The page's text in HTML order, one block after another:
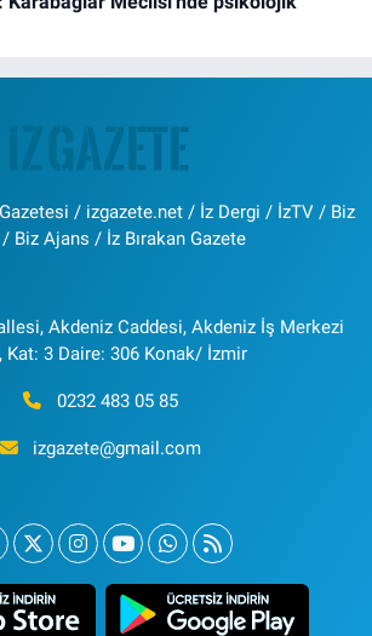
/ izgazete.net / İz Dergi / İzTV / Biz
Biz Ajans / İz Bırakan Gazete
Akdeniz Caddesi, Akdeniz İş Merkezi
Kat: 3 Daire: 306 Konak/ İzmir
0232 483 05 85
izgazete@gmail.com